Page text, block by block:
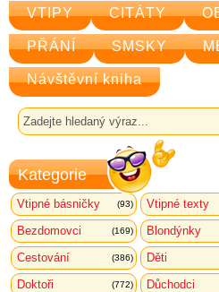
VTIPY CITÁTY
PŘÁNÍ SMSKY
Návštěvní kniha
Kategorie
Vtipné básničky (93) Vtipné texty
Bezdomovci (169) Blondýnky
Cestování (386) Děti
Doktoři (772) Důchodci